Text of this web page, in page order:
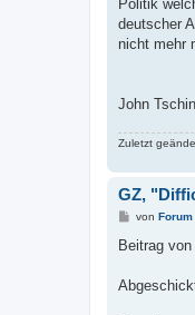
Politik
deutscher
nicht mehr
John
Zuletzt
GZ,
B
i
a
g
von Forum
Beitrag